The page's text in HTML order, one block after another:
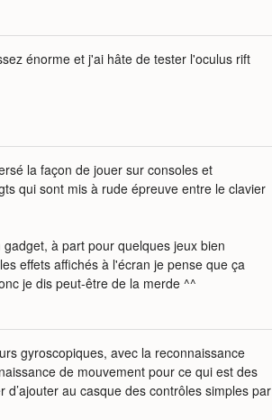
énorme et j'ai hâte de tester l'oculus rift
la façon de jouer sur consoles et
qui sont mis à rude épreuve entre le clavier
à part pour quelques jeux bien
effets affichés à l'écran je pense que ça
je dis peut-être de la merde ^^
gyroscopiques, avec la reconnaissance
de mouvement pour ce qui est des
au casque des contrôles simples par